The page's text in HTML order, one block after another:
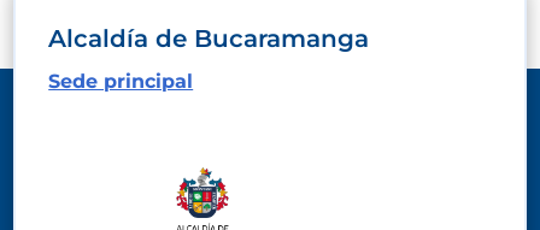
Alcaldía de Bucaramanga
Sede principal